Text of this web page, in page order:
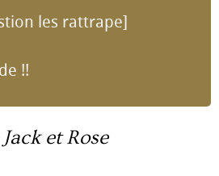
les rattrape]
!!
Jack et Rose